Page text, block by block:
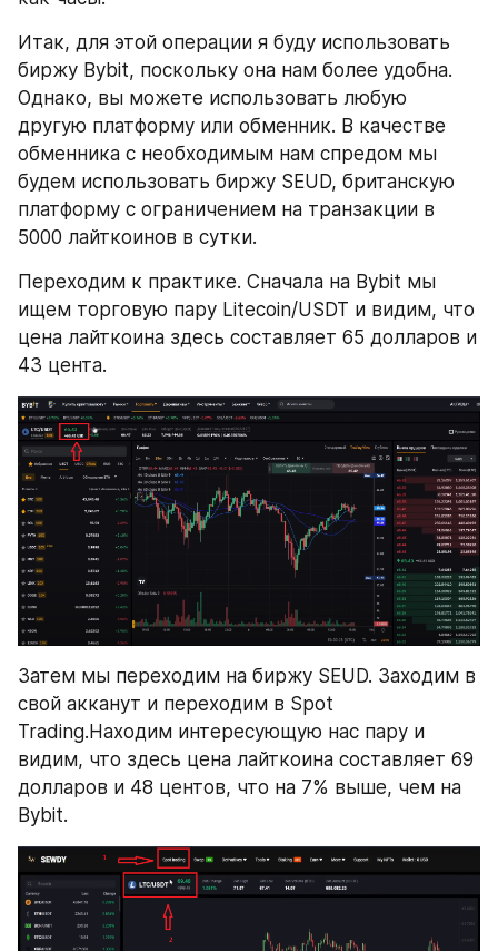
Итак, для этой операции я буду использовать
биржу Bybit, поскольку она нам более удобна.
Однако, вы можете использовать любую
другую платформу или обменник. В качестве
обменника с необходимым нам спредом мы
будем использовать биржу SEUD, британскую
платформу с ограничением на транзакции в
5000 лайткоинов в сутки.
Переходим к практике. Сначала на Bybit мы
ищем торговую пару Litecoin/USDT и видим, что
цена лайткоина здесь составляет 65 долларов и
43 цента.
Затем мы переходим на биржу SEUD. Заходим в
свой акканут и переходим в Spot
Trading.Находим интересующую нас пару и
видим, что здесь цена лайткоина составляет 69
долларов и 48 центов, что на 7% выше, чем на
Bybit.